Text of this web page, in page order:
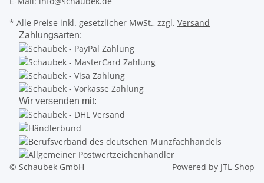
* Alle Preise inkl. gesetzlicher MwSt., zzgl. Versand
Zahlungsarten:
Wir versenden mit:
© Schaubek GmbH Powered by JTL-Shop